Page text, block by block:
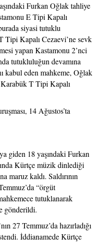
Furkan Oğlak tahliye
E Tipi Kapalı
siyasi tutuklu
Tipi Kapalı Cezaevi’ne sevk
yapan Kastamonu 2’nci
tutukluluğun devamına
kabul eden mahkeme, Oğlak
T Tipi Kapalı
14 Ağustos’ta
giden 18 yaşındaki Furkan
Kürtçe müzik dinlediği
maruz kaldı. Saldırının
“örgüt
tutuklanarak
gönderildi.
27 Temmuz’da hazırladığı
İddianamede Kürtçe